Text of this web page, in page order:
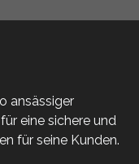
ansässiger
eine sichere und
für seine Kunden.